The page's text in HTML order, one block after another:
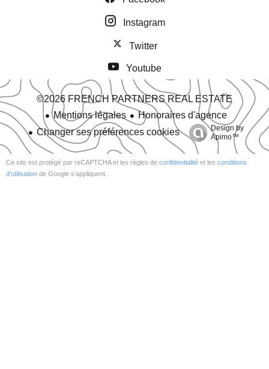
Instagram
Twitter
Youtube
©2026 FRENCH PARTNERS REAL ESTATE
Mentions légales
Honoraires d'agence
Changer ses préférences cookies
Design by
Apimo™
Ce site est protégé par reCAPTCHA et les règles de confidentialité et les conditions
d'utilisation de Google s'appliquent.